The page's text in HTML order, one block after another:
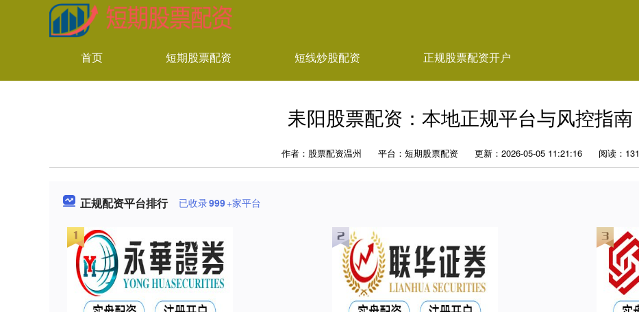
首页 短期股票配资 短线炒股配资 正规股票配资开户
耒阳股票配资：本地正规平台与风控指南
作者：股票配资温州 平台：短期股票配资 更新：2026-05-05 11:21:16 阅读：131
正规配资平台排行 已收录999+家平台